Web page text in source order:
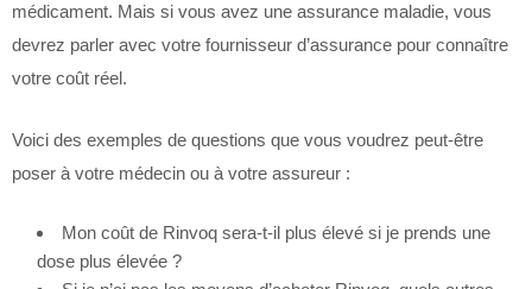
médicament. Mais si vous avez une assurance maladie, vous
devrez parler avec votre fournisseur d’assurance pour connaître
votre coût réel.
Voici des exemples de questions que vous voudrez peut-être
poser à votre médecin ou à votre assureur :
Mon coût de Rinvoq sera-t-il plus élevé si je prends une
dose plus élevée ?